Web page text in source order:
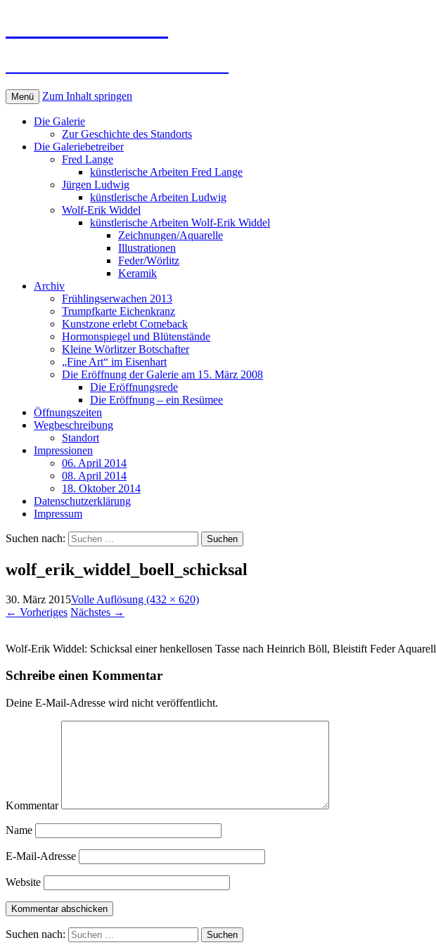
Menü Zum Inhalt springen
Die Galerie
Zur Geschichte des Standorts
Die Galeriebetreiber
Fred Lange
künstlerische Arbeiten Fred Lange
Jürgen Ludwig
künstlerische Arbeiten Ludwig
Wolf-Erik Widdel
künstlerische Arbeiten Wolf-Erik Widdel
Zeichnungen/Aquarelle
Illustrationen
Feder/Wörlitz
Keramik
Archiv
Frühlingserwachen 2013
Trumpfkarte Eichenkranz
Kunstzone erlebt Comeback
Hormonspiegel und Blütenstände
Kleine Wörlitzer Botschafter
„Fine Art“ im Eisenhart
Die Eröffnung der Galerie am 15. März 2008
Die Eröffnungsrede
Die Eröffnung – ein Resümee
Öffnungszeiten
Wegbeschreibung
Standort
Impressionen
06. April 2014
08. April 2014
18. Oktober 2014
Datenschutzerklärung
Impressum
Suchen nach:
wolf_erik_widdel_boell_schicksal
30. März 2015Volle Auflösung (432 × 620)
← Vorheriges Nächstes →
Wolf-Erik Widdel: Schicksal einer henkellosen Tasse nach Heinrich Böll, Bleistift Feder Aquarell
Schreibe einen Kommentar
Deine E-Mail-Adresse wird nicht veröffentlicht.
Kommentar
Name
E-Mail-Adresse
Website
Suchen nach: